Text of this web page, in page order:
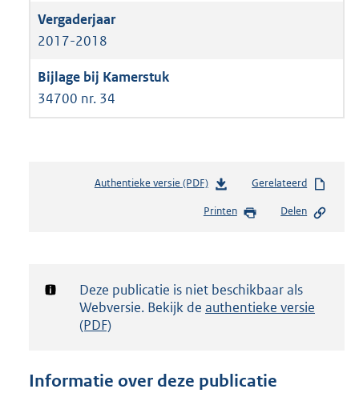
2017-2018
34700 nr. 34
Authentieke versie (PDF)b
s
d
g
t
Gerelateerd
Printen Delen
Notificatie:
Deze publicatie is niet beschikbaar als
Webversie. Bekijk de authentieke versie
(PDF)
Informatie over deze publicatie